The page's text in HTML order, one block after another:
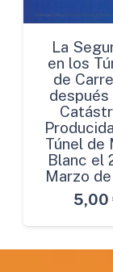
La
en los
de
después
Túnel de
Blanc el
Marzo
5,00